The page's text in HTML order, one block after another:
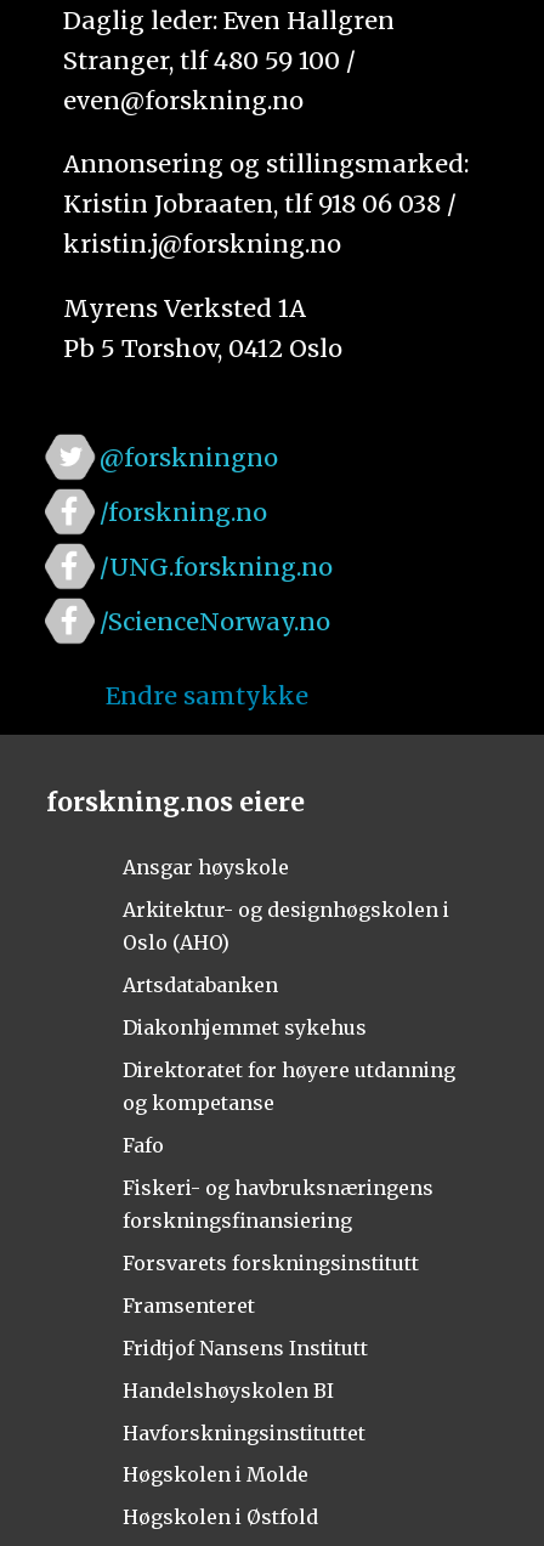
Daglig leder: Even Hallgren
Stranger, tlf 480 59 100 /
even@forskning.no
Annonsering og stillingsmarked:
Kristin Jobraaten, tlf 918 06 038 /
kristin.j@forskning.no
Myrens Verksted 1A
Pb 5 Torshov, 0412 Oslo
@forskningno
/forskning.no
/UNG.forskning.no
/ScienceNorway.no
Endre samtykke
forskning.nos eiere
Ansgar høyskole
Arkitektur- og designhøgskolen i
Oslo (AHO)
Artsdatabanken
Diakonhjemmet sykehus
Direktoratet for høyere utdanning
og kompetanse
Fafo
Fiskeri- og havbruksnæringens
forskningsfinansiering
Forsvarets forskningsinstitutt
Framsenteret
Fridtjof Nansens Institutt
Handelshøyskolen BI
Havforskningsinstituttet
Høgskolen i Molde
Høgskolen i Østfold